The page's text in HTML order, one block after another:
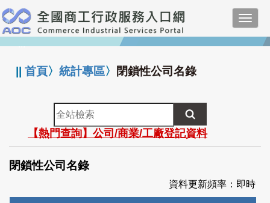
跳
到
主
要
:::
||首頁〉統計專區〉 閉鎖性公司名錄
全
站
檢
索
【熱門查詢】公司/商業/工廠登記資料
閉鎖性公司名錄
資料更新頻率：即時